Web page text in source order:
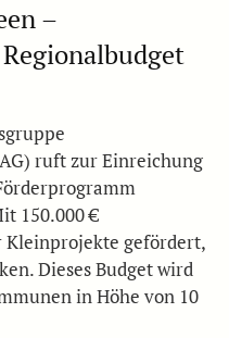
–
ruft zur Einreichung
150.000 €
Kleinprojekte gefördert,
Dieses Budget wird
in Höhe von 10